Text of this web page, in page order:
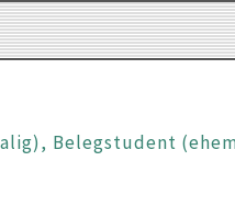
Belegstudent